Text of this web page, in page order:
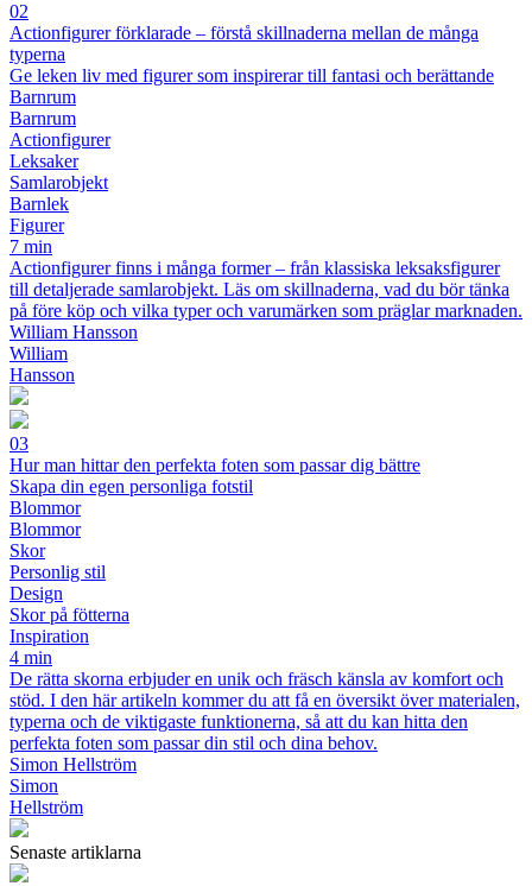
02
Actionfigurer förklarade – förstå skillnaderna mellan de många
typerna
Ge leken liv med figurer som inspirerar till fantasi och berättande
Barnrum
Barnrum
Actionfigurer
Leksaker
Samlarobjekt
Barnlek
Figurer
7 min
Actionfigurer finns i många former – från klassiska leksaksfigurer
till detaljerade samlarobjekt. Läs om skillnaderna, vad du bör tänka
på före köp och vilka typer och varumärken som präglar marknaden.
William Hansson
William
Hansson
03
Hur man hittar den perfekta foten som passar dig bättre
Skapa din egen personliga fotstil
Blommor
Blommor
Skor
Personlig stil
Design
Skor på fötterna
Inspiration
4 min
De rätta skorna erbjuder en unik och fräsch känsla av komfort och
stöd. I den här artikeln kommer du att få en översikt över materialen,
typerna och de viktigaste funktionerna, så att du kan hitta den
perfekta foten som passar din stil och dina behov.
Simon Hellström
Simon
Hellström
Senaste artiklarna